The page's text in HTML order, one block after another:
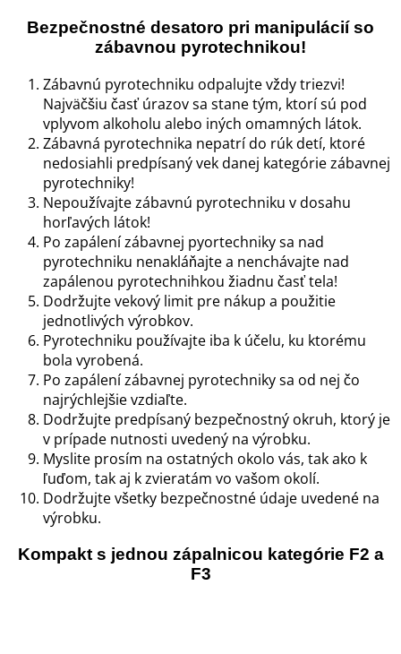
Bezpečnostné desatoro pri manipulácií so
zábavnou pyrotechnikou!
Zábavnú pyrotechniku odpalujte vždy triezvi!
Najväčšiu časť úrazov sa stane tým, ktorí sú pod
vplyvom alkoholu alebo iných omamných látok.
Zábavná pyrotechnika nepatrí do rúk detí, ktoré
nedosiahli predpísaný vek danej kategórie zábavnej
pyrotechniky!
Nepoužívajte zábavnú pyrotechniku v dosahu
horľavých látok!
Po zapálení zábavnej pyortechniky sa nad
pyrotechniku nenakláňajte a nenchávajte nad
zapálenou pyrotechnihkou žiadnu časť tela!
Dodržujte vekový limit pre nákup a použitie
jednotlivých výrobkov.
Pyrotechniku používajte iba k účelu, ku ktorému
bola vyrobená.
Po zapálení zábavnej pyrotechniky sa od nej čo
najrýchlejšie vzdiaľte.
Dodržujte predpísaný bezpečnostný okruh, ktorý je
v prípade nutnosti uvedený na výrobku.
Myslite prosím na ostatných okolo vás, tak ako k
ľuďom, tak aj k zvieratám vo vašom okolí.
Dodržujte všetky bezpečnostné údaje uvedené na
výrobku.
Kompakt s jednou zápalnicou kategórie F2 a
F3